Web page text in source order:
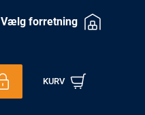
Vælg forretning
KURV